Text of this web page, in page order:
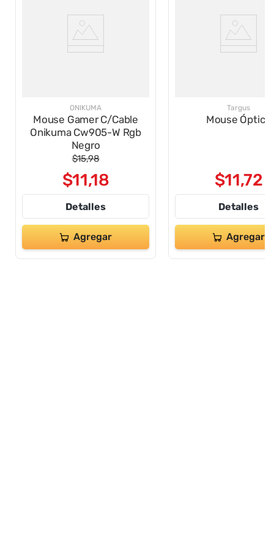
Mouse Gamer C/Cable
Onikuma Cw905-W Rgb
Negro
$15,98
$11,18
Detalles
Agregar
Targus
Mouse Óptico
$11,72
Detalles
Agregar